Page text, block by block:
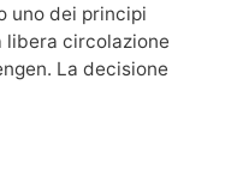
uno dei principi
libera circolazione
La decisione